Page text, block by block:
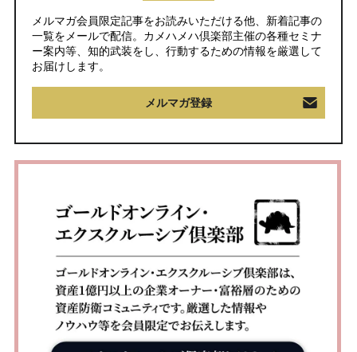
メルマガ会員限定記事をお読みいただける他、新着記事の
一覧をメールで配信。カメハメハ倶楽部主催の各種セミナ
ー案内等、知的武装をし、行動するための情報を厳選して
お届けします。
メルマガ登録